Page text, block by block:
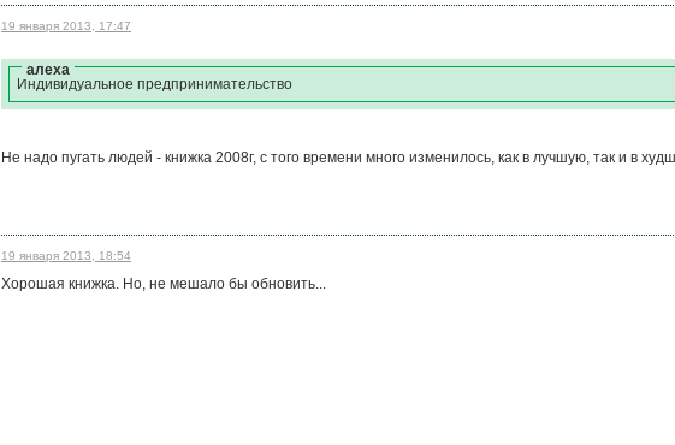
19 января 2013, 17:47
алеха
Индивидуальное предпринимательство
Не надо пугать людей - книжка 2008г, с того времени много изменилось, как в лучшую, так и в
19 января 2013, 18:54
Хорошая книжка. Но, не мешало бы обновить...